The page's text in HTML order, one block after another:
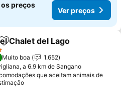
os preços
Ver preços
Adicionar aos favoritos
Chalet del Lago
Muito boa
1.652
a 6.9 km de Sangano
que aceitam animais de